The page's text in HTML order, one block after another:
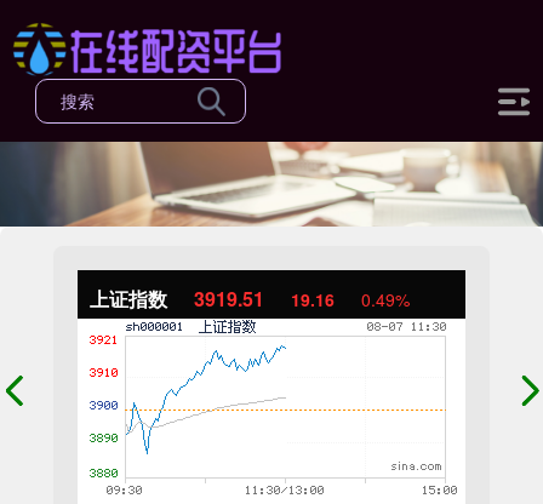
上证指数 3919.51 19.16 0.49%